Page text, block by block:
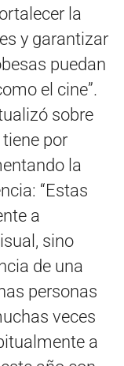
la
y garantizar
puedan
el cine”.
sobre
por
la
“Estas
a
sino
de una
personas
veces
a